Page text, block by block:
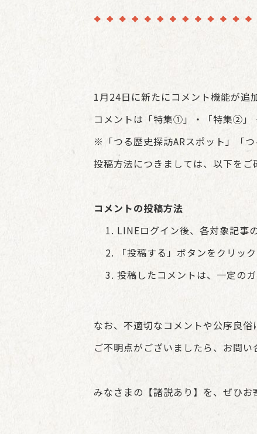
1月24日に新たにコメント機能が追
コメントは「特集①」・「特集②」
※「つる歴史探訪ARスポット」「
投稿方法につきましては、以下をご
コメントの投稿方法
LINEログイン後、各対象記事
「投稿する」ボタンをクリッ
投稿したコメントは、一定の
なお、不適切なコメントや公序良
ご不明点がございましたら、お問い
みなさまの【諸説あり】を、ぜひお